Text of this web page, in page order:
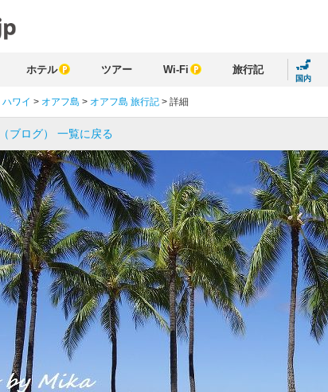
ホテル ツアー Wi-Fi 旅行記
国内
ハワイ > オアフ島 > オアフ島 旅行記 > 詳細
ブログ） 一覧に戻る